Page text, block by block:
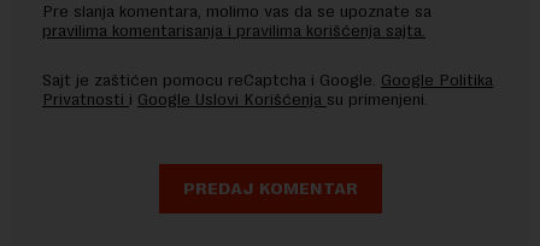
Pre slanja komentara, molimo vas da se upoznate sa
pravilima komentarisanja i pravilima korišćenja sajta.
Sajt je zaštićen pomocu reCaptcha i Google. Google Politika
Privatnosti i Google Uslovi Korišćenja su primenjeni.